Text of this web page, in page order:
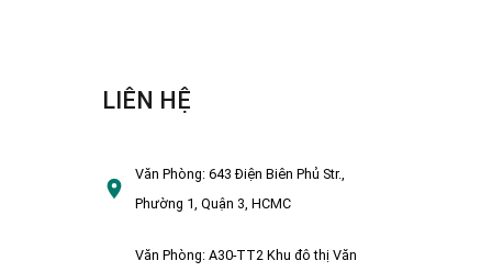
LIÊN HỆ
Văn Phòng:643 Điện Biên Phủ Str.,
Phường 1, Quận 3, HCMC
Văn Phòng:A30-TT2 Khu đô thị Văn